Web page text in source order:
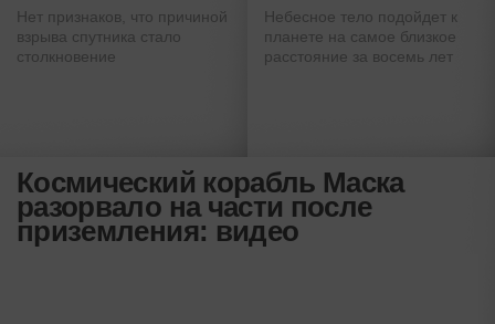
Нет признаков, что причиной
взрыва спутника стало
столкновение
Небесное тело подойдет к
планете на самое близкое
расстояние за восемь лет
Космический корабль Маска
разорвало на части после
приземления: видео